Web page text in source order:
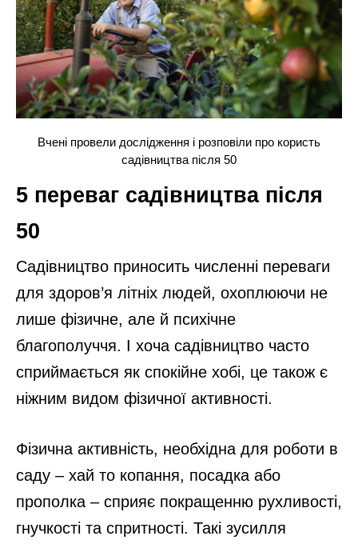
Вчені провели дослідження і розповіли про користь
садівництва після 50
5 переваг садівництва після
50
Садівництво приносить численні переваги
для здоров’я літніх людей, охоплюючи не
лише фізичне, але й психічне
благополуччя. І хоча садівництво часто
сприймається як спокійне хобі, це також є
ніжним видом фізичної активності.
Фізична активність, необхідна для роботи в
саду – хай то копання, посадка або
прополка – сприяє покращенню рухливості,
гнучкості та спритності. Такі зусилля